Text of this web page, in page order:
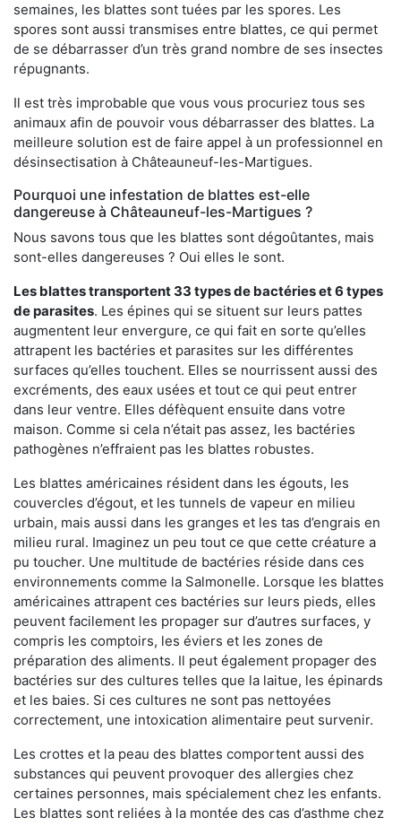
semaines, les blattes sont tuées par les spores. Les
spores sont aussi transmises entre blattes, ce qui permet
de se débarrasser d’un très grand nombre de ses insectes
répugnants.
Il est très improbable que vous vous procuriez tous ses
animaux afin de pouvoir vous débarrasser des blattes. La
meilleure solution est de faire appel à un professionnel en
désinsectisation à Châteauneuf-les-Martigues.
Pourquoi une infestation de blattes est-elle
dangereuse à Châteauneuf-les-Martigues ?
Nous savons tous que les blattes sont dégoûtantes, mais
sont-elles dangereuses ? Oui elles le sont.
Les blattes transportent 33 types de bactéries et 6 types
de parasites. Les épines qui se situent sur leurs pattes
augmentent leur envergure, ce qui fait en sorte qu’elles
attrapent les bactéries et parasites sur les différentes
surfaces qu’elles touchent. Elles se nourrissent aussi des
excréments, des eaux usées et tout ce qui peut entrer
dans leur ventre. Elles défèquent ensuite dans votre
maison. Comme si cela n’était pas assez, les bactéries
pathogènes n’effraient pas les blattes robustes.
Les blattes américaines résident dans les égouts, les
couvercles d’égout, et les tunnels de vapeur en milieu
urbain, mais aussi dans les granges et les tas d’engrais en
milieu rural. Imaginez un peu tout ce que cette créature a
pu toucher. Une multitude de bactéries réside dans ces
environnements comme la Salmonelle. Lorsque les blattes
américaines attrapent ces bactéries sur leurs pieds, elles
peuvent facilement les propager sur d’autres surfaces, y
compris les comptoirs, les éviers et les zones de
préparation des aliments. Il peut également propager des
bactéries sur des cultures telles que la laitue, les épinards
et les baies. Si ces cultures ne sont pas nettoyées
correctement, une intoxication alimentaire peut survenir.
Les crottes et la peau des blattes comportent aussi des
substances qui peuvent provoquer des allergies chez
certaines personnes, mais spécialement chez les enfants.
Les blattes sont reliées à la montée des cas d’asthme chez